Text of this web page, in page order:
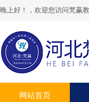
晚上好！，欢迎您访问梵赢
网站首页